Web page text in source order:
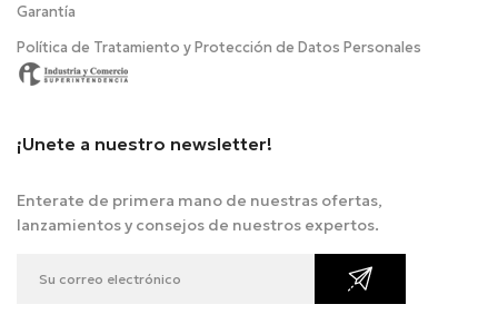
Garantía
Política de Tratamiento y Protección de Datos Personales
¡Unete a nuestro newsletter!
Enterate de primera mano de nuestras ofertas,
lanzamientos y consejos de nuestros expertos.